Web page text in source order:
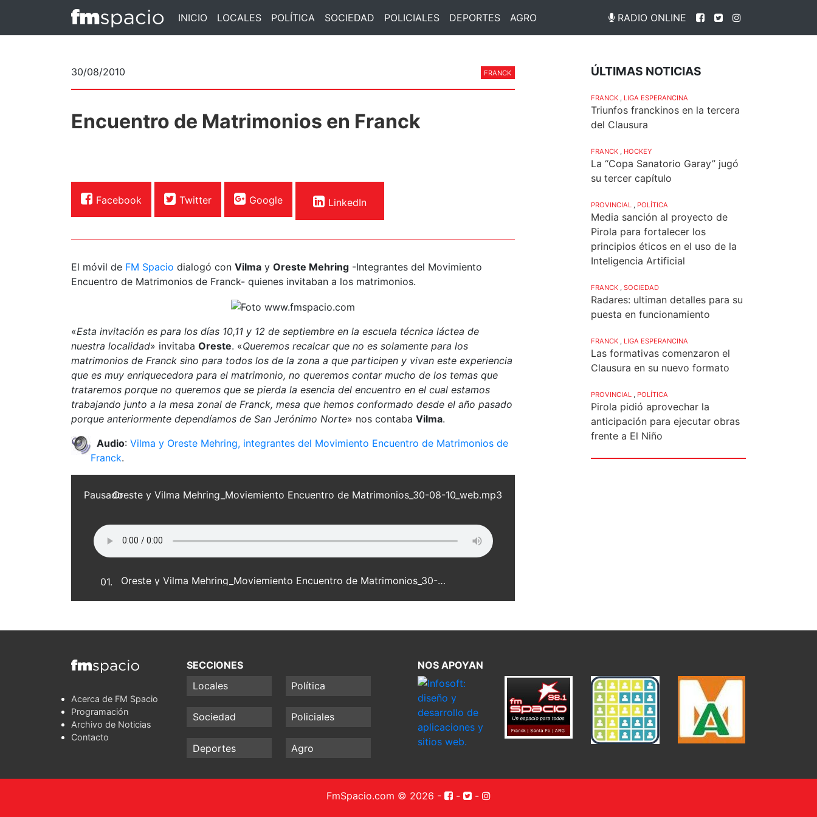
INICIO LOCALES POLÍTICA SOCIEDAD POLICIALES DEPORTES AGRO RADIO ONLINE
30/08/2010 FRANCK
Encuentro de Matrimonios en Franck
Facebook Twitter Google LinkedIn
El móvil de FM Spacio dialogó con Vilma y Oreste Mehring -Integrantes del Movimiento
Encuentro de Matrimonios de Franck- quienes invitaban a los matrimonios.
«Esta invitación es para los días 10,11 y 12 de septiembre en la escuela técnica láctea de
nuestra localidad» invitaba Oreste. «Queremos recalcar que no es solamente para los
matrimonios de Franck sino para todos los de la zona a que participen y vivan este experiencia
que es muy enriquecedora para el matrimonio, no queremos contar mucho de los temas que
trataremos porque no queremos que se pierda la esencia del encuentro en el cual estamos
trabajando junto a la mesa zonal de Franck, mesa que hemos conformado desde el año pasado
porque anteriormente dependíamos de San Jerónimo Norte» nos contaba Vilma.
Audio: Vilma y Oreste Mehring, integrantes del Movimiento Encuentro de Matrimonios de
Franck.
PausadoOreste y Vilma Mehring_Moviemiento Encuentro de Matrimonios_30-08-10_web.mp3
01. Oreste y Vilma Mehring_Moviemiento Encuentro de Matrimonios_30-08-10_web.mp3
ÚLTIMAS NOTICIAS
FRANCK LIGA ESPERANCINA
Triunfos franckinos en la tercera
del Clausura
FRANCK HOCKEY
La “Copa Sanatorio Garay” jugó
su tercer capítulo
PROVINCIAL POLÍTICA
Media sanción al proyecto de
Pirola para fortalecer los
principios éticos en el uso de la
Inteligencia Artificial
FRANCK SOCIEDAD
Radares: ultiman detalles para su
puesta en funcionamiento
FRANCK LIGA ESPERANCINA
Las formativas comenzaron el
Clausura en su nuevo formato
PROVINCIAL POLÍTICA
Pirola pidió aprovechar la
anticipación para ejecutar obras
frente a El Niño
Acerca de FM Spacio
Programación
Archivo de Noticias
Contacto
SECCIONES
Locales
Política
Sociedad Policiales
Deportes Agro
NOS APOYAN
FmSpacio.com © 2026 - - -